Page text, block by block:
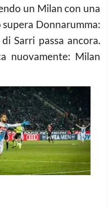
un Milan con una
Donnarumma:
Sarri passa ancora.
nuovamente: Milan